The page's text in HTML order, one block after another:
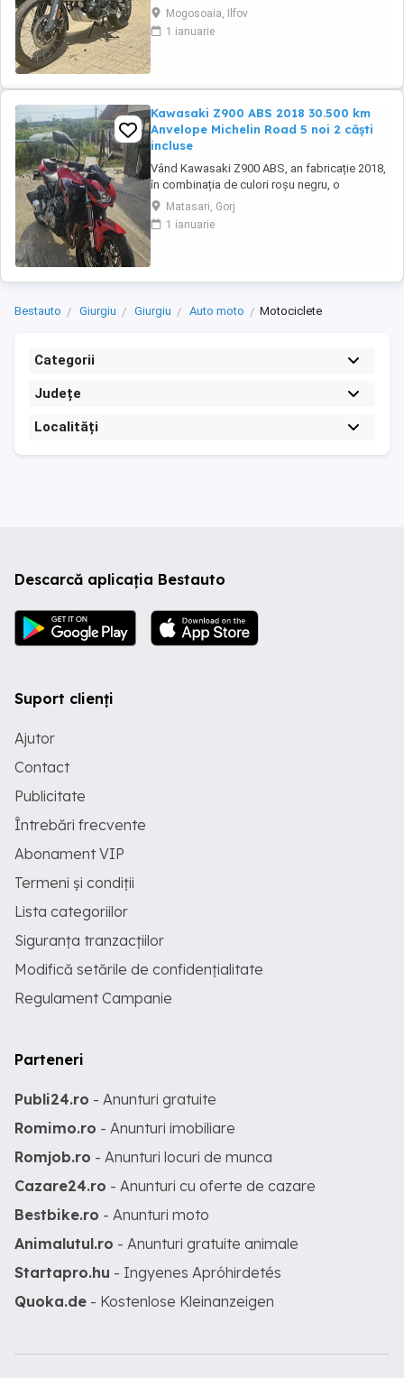
Kamet White, dotată din fabrică cu jante
Tubeless. Motocicleta este practic nouă,
neutilizată (2 km). A fost fabricată în
absolut ...
Mogosoaia, Ilfov
1 ianuarie
Kawasaki Z900 ABS 2018 30.500 km
Anvelope Michelin Road 5 noi 2 căști
incluse
Vând Kawasaki Z900 ABS, an fabricație 2018,
în combinația de culori roșu negru, o
configurație foarte frumoasă și mai rar
întâlnită. Motocicleta are aproximativ 30.500
km și se prezintă foarte bine. Este echipată
Matasari, Gorj
1 ianuarie
Bestauto Giurgiu Giurgiu Auto moto Motociclete
Categorii
Județe
Localități
Descarcă aplicația Bestauto
Suport clienți
Ajutor
Contact
Publicitate
Întrebări frecvente
Abonament VIP
Termeni și condiții
Lista categoriilor
Siguranța tranzacțiilor
Modifică setările de confidențialitate
Regulament Campanie
Parteneri
Publi24.ro - Anunturi gratuite
Romimo.ro - Anunturi imobiliare
Romjob.ro - Anunturi locuri de munca
Cazare24.ro - Anunturi cu oferte de cazare
Bestbike.ro - Anunturi moto
Animalutul.ro - Anunturi gratuite animale
Startapro.hu - Ingyenes Apróhirdetés
Quoka.de - Kostenlose Kleinanzeigen